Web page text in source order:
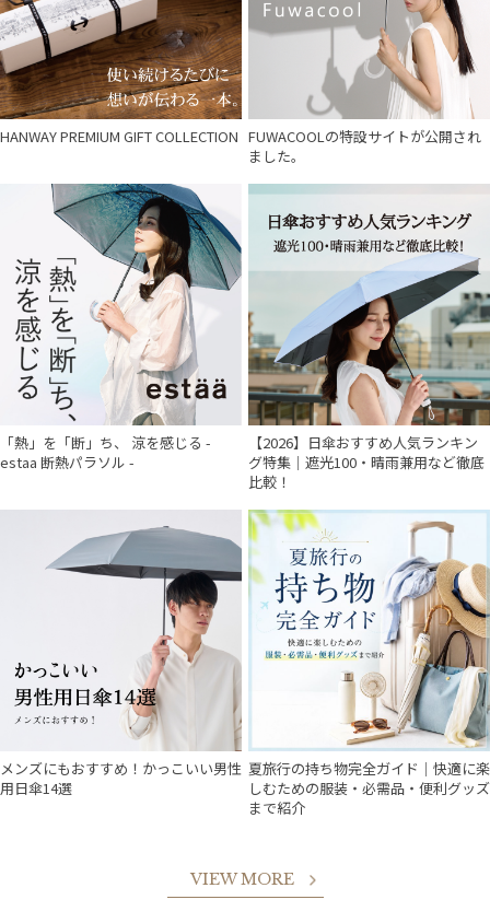
HANWAY PREMIUM GIFT COLLECTION FUWACOOLの特設サイトが公開され
ました。
「熱」を「断」ち、 涼を感じる -
estaa 断熱パラソル -
【2026】日傘おすすめ人気ランキン
グ特集｜遮光100・晴雨兼用など徹底
比較！
メンズにもおすすめ！かっこいい男性
用日傘14選
夏旅行の持ち物完全ガイド｜快適に楽
しむための服装・必需品・便利グッズ
まで紹介
VIEW MORE